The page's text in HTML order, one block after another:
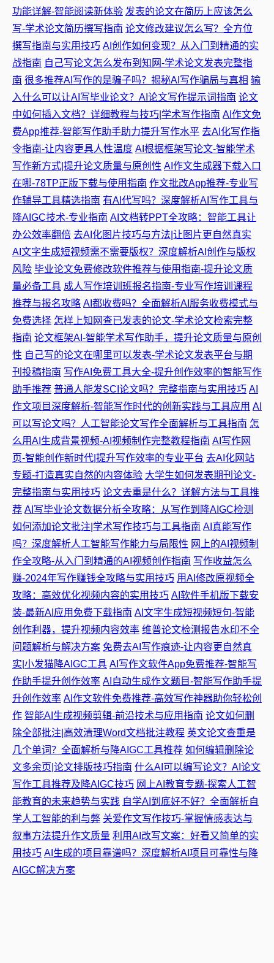
功能详解-智能阅读新体验 发表的论文在简历上应该怎么
写-学术论文简历撰写指南 论文修改建议怎么写？全方位
撰写指南与实用技巧 AI创作如何变现？从入门到精通的实
战指南 自己写论文怎么发布到知网-学术论文发表完整指
南 很多推荐AI写作的是骗子吗？揭秘AI写作骗局与真相 输
入什么可以让AI写毕业论文？AI论文写作提示词指南 论文
中如何插入文档？详细教程与技巧|学术写作指南 AI作文免
费App推荐-智能写作助手助力提升写作水平 去AI化写作指
令指南-让内容更具人性温度 AI根据框架写论文-智能学术
写作新方式|提升论文质量与原创性 AI作文生成器下载入口
在哪-78TP正版下载与使用指南 作文批改App推荐-专业写
作辅导工具精选指南 有AI代写吗？深度解析AI写作工具与
降AIGC技术-专业指南 AI文档转PPT全攻略：智能工具让
办公效率翻倍 去AI化图片技巧与方法|让图片更自然真实
AI文字生成短视频需不需要版权？深度解析AI创作与版权
风险 毕业论文免费修改软件推荐与使用指南-提升论文质
量必备工具 成人写作培训班报名指南-专业写作培训课程
推荐与报名攻略 AI都收费吗？全面解析AI服务收费模式与
免费选择 怎样上知网查已发表的论文-学术论文检索完整
指南 论文框架AI-智能学术写作助手，提升论文质量与原创
性 自己写的论文在哪里可以发表-学术论文发表平台与期
刊投稿指南 写作AI免费工具大全-提升创作效率的智能写作
助手推荐 普通人能发SCI论文吗？完整指南与实用技巧 AI
作文项目深度解析-智能写作时代的创新实践与工具应用 AI
可以写论文吗？人工智能论文写作全面解析与工具指南 怎
么用AI生成背景视频-AI视频制作完整教程指南 AI写作网
页-智能创作新时代|提升写作效率的专业平台 去AI化网站
专题-打造真实自然的内容体验 大学生如何发表期刊论文-
完整指南与实用技巧 论文去重是什么？详解方法与工具推
荐 AI写毕业论文数据分析全攻略：从写作到降AIGC检测
如何添加论文批注|学术写作技巧与工具指南 AI真能写作
吗？深度解析人工智能写作能力与局限性 网上的AI视频制
作全攻略-从入门到精通的AI视频创作指南 写作收益怎么
赚-2024年写作赚钱全攻略与实用技巧 用AI修改原视频全
攻略：高效优化视频内容的实用技巧 AI软件手机版下载安
装-最新AI应用免费下载指南 AI文字生成短视频短句-智能
创作利器，提升视频内容效率 维普论文检测报告水印不全
问题解析与解决方案 免费去AI写作痕迹-让内容更自然真
实|小发猫降AIGC工具 AI写作文软件App免费推荐-智能写
作助手提升创作效率 AI自动生成作文题目-智能写作助手提
升创作效率 AI作文软件免费推荐-高效写作神器助你轻松创
作 智能AI生成视频剪辑-前沿技术与应用指南 论文如何删
除全部批注|高效清理Word文档批注教程 英文论文查重是
几个单词？全面解析与降AIGC工具推荐 如何编辑删除论
文多余页|论文排版技巧指南 什么AI可以编写论文？AI论文
写作工具推荐及降AIGC技巧 网上AI教育专题-探索人工智
能教育的未来趋势与实践 自学AI到底好不好？全面解析自
学人工智能的利与弊 关爱作文写作技巧-掌握情感表达与
叙事方法提升作文质量 利用AI改写文案：好看又简单的实
用技巧 AI生成的项目靠谱吗？深度解析AI项目可靠性与降
AIGC解决方案